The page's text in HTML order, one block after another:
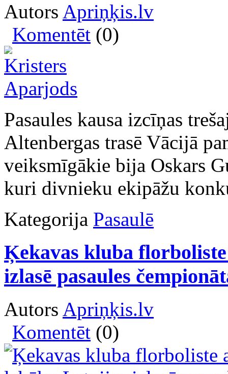
Autors Apriņķis.lv
Komentēt (0)
Pasaules kausa izcīņas
Altenbergas trasē Vācijā
veiksmīgākie bija Oskars
kuri divnieku ekipāžu
Kategorija Pasaulē
Ķekavas kluba
izlasē pasaules
Autors Apriņķis.lv
Komentēt (0)